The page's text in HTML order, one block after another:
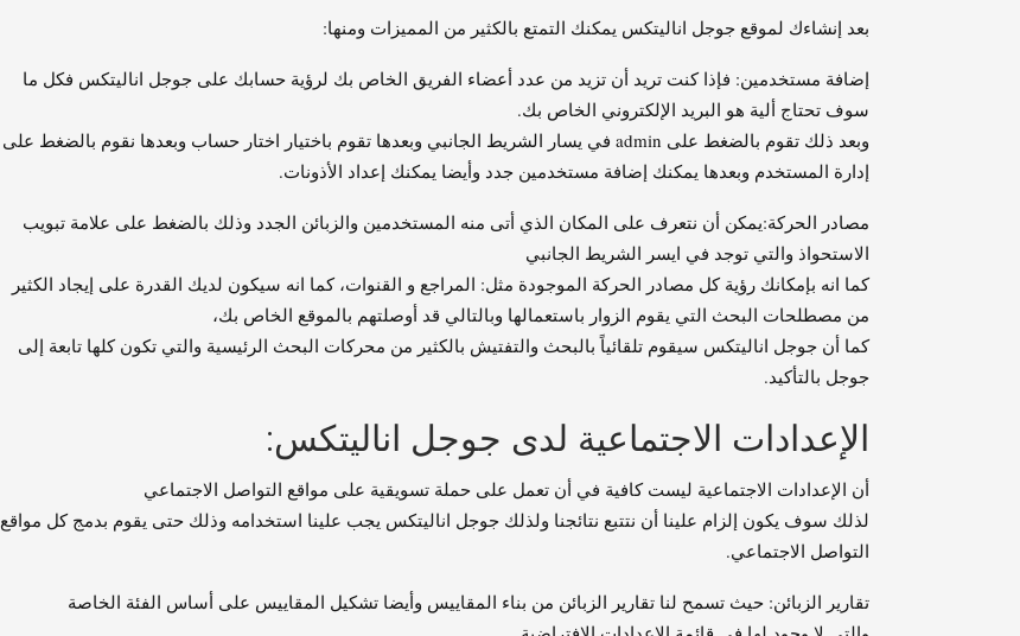
بعد إنشاءك لموقع جوجل اناليتكس يمكنك التمتع بالكثير من المميزات ومنها:
إضافة مستخدمين: فإذا كنت تريد أن تزيد من عدد أعضاء الفريق الخاص بك لرؤية حسابك على جوجل اناليتكس فكل ما
سوف تحتاج ألية هو البريد الإلكتروني الخاص بك.
وبعد ذلك تقوم بالضغط على admin في يسار الشريط الجانبي وبعدها تقوم باختيار اختار حساب وبعدها نقوم بالضغط على
إدارة المستخدم وبعدها يمكنك إضافة مستخدمين جدد وأيضا يمكنك إعداد الأذونات.
مصادر الحركة:يمكن أن نتعرف على المكان الذي أتى منه المستخدمين والزبائن الجدد وذلك بالضغط على علامة تبويب
الاستحواذ والتي توجد في ايسر الشريط الجانبي
كما انه بإمكانك رؤية كل مصادر الحركة الموجودة مثل: المراجع و القنوات، كما انه سيكون لديك القدرة على إيجاد الكثير
من مصطلحات البحث التي يقوم الزوار باستعمالها وبالتالي قد أوصلتهم بالموقع الخاص بك،
كما أن جوجل اناليتكس سيقوم تلقائياً بالبحث والتفتيش بالكثير من محركات البحث الرئيسية والتي تكون كلها تابعة إلى
جوجل بالتأكيد.
الإعدادات الاجتماعية لدى جوجل اناليتكس:
أن الإعدادات الاجتماعية ليست كافية في أن تعمل على حملة تسويقية على مواقع التواصل الاجتماعي
لذلك سوف يكون إلزام علينا أن نتتبع نتائجنا ولذلك جوجل اناليتكس يجب علينا استخدامه وذلك حتى يقوم بدمج كل مواقع
التواصل الاجتماعي.
تقارير الزبائن: حيث تسمح لنا تقارير الزبائن من بناء المقاييس وأيضا تشكيل المقاييس على أساس الفئة الخاصة